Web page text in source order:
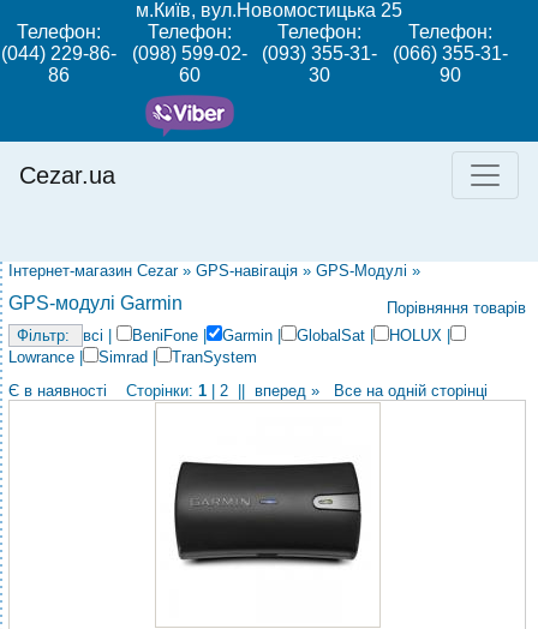
м.Київ, вул.Новомостицька 25
Телефон:
(044) 229-86-
86
Телефон:
(098) 599-02-
60
Телефон:
(093) 355-31-
30
Телефон:
(066) 355-31-
90
Cezar.ua
Інтернет-магазин Cezar » GPS-навігація » GPS-Модулі »
GPS-модулі Garmin
Порівняння товарів
всі
BeniFone Garmin GlobalSat HOLUX
Lowrance
Simrad
TranSystem
Є в наявності Сторінки: 1 2 вперед » Все на одній сторінці